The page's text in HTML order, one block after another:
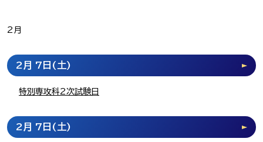
2月
2月 7日 (土)
特別専攻科2次試験日
2月 7日 (土)